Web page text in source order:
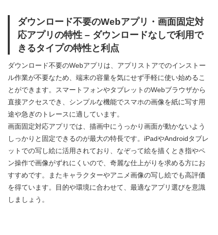
ダウンロード不要のWebアプリ・画面固定対
応アプリの特性 – ダウンロードなしで利用で
きるタイプの特性と利点
ダウンロード不要のWebアプリは、アプリストアでのインストー
ル作業が不要なため、端末の容量を気にせず手軽に使い始めるこ
とができます。スマートフォンやタブレットのWebブラウザから
直接アクセスでき、シンプルな機能でスマホの画像を紙に写す用
途や急ぎのトレースに適しています。
画面固定対応アプリでは、描画中にうっかり画面が動かないよう
しっかりと固定できるのが最大の特長です。iPadやAndroidタブレ
ットでの写し絵に活用されており、なぞって絵を描くとき指やペ
ン操作で画像がずれにくいので、奇麗な仕上がりを求める方にお
すすめです。またキャラクターやアニメ画像の写し絵でも高評価
を得ています。目的や環境に合わせて、最適なアプリ選びを意識
しましょう。